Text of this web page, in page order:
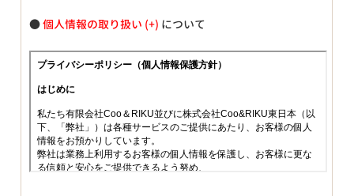
●個人情報の取り扱い について